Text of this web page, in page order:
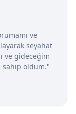
ve
seyahat
ve gideceğim
sahip oldum."